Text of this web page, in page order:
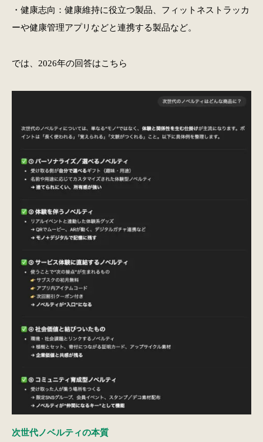
・健康志向：健康維持に役立つ製品、フィットネストラッカ
ーや健康管理アプリなどと連携する製品など。
では、2026年の回答はこちら
次世代ノベルティの本質